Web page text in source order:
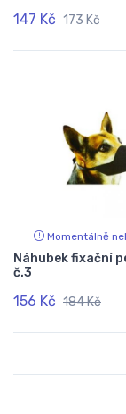
147 Kč 173 Kč
Momentálně
Náhubek fixační
č.3
156 Kč 184 Kč